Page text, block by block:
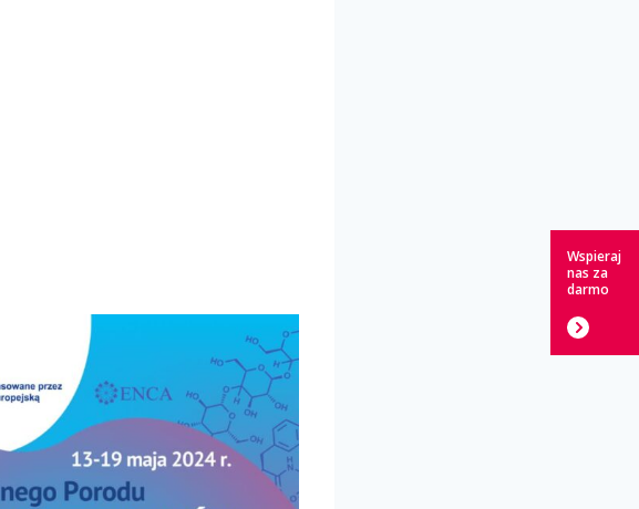
Wspieraj
nas za
darmo